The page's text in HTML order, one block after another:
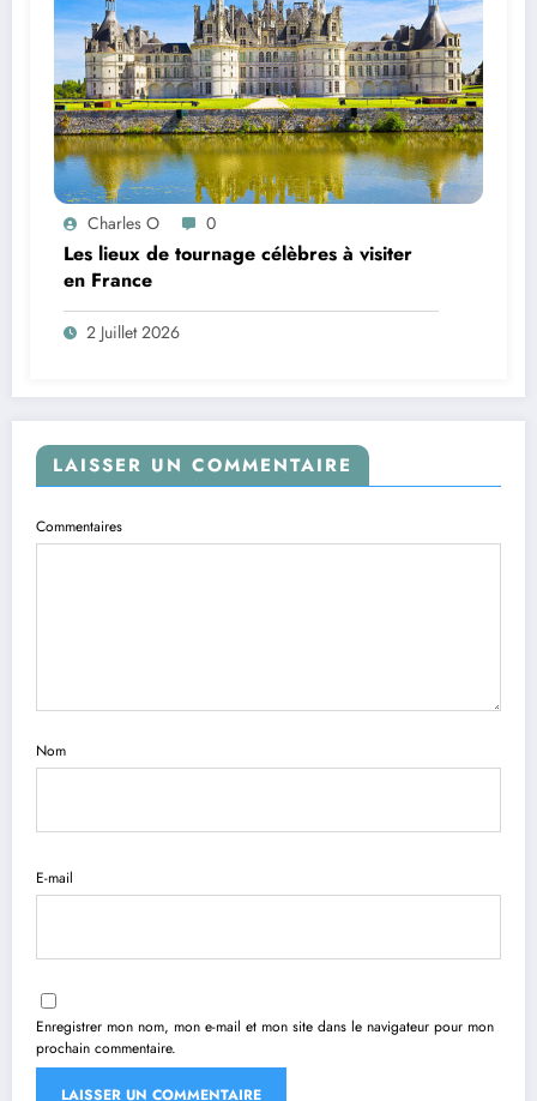
Charles O 0
Les lieux de tournage célèbres à visiter
en France
2 Juillet 2026
LAISSER UN COMMENTAIRE
Commentaires
Nom
E-mail
Enregistrer mon nom, mon e-mail et mon site dans le navigateur pour mon
prochain commentaire.